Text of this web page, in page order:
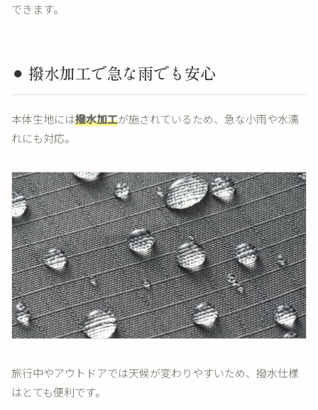
できます。
⚫︎ 撥水加工で急な雨でも安心
本体生地には撥水加工が施されているため、急な小雨や水濡
れにも対応。
旅行中やアウトドアでは天候が変わりやすいため、撥水仕様
はとても便利です。